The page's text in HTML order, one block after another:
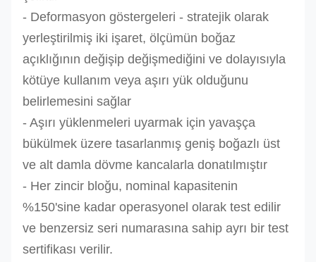
- Deformasyon göstergeleri - stratejik olarak
yerleştirilmiş iki işaret, ölçümün boğaz
açıklığının değişip değişmediğini ve dolayısıyla
kötüye kullanım veya aşırı yük olduğunu
belirlemesini sağlar
- Aşırı yüklenmeleri uyarmak için yavaşça
bükülmek üzere tasarlanmış geniş boğazlı üst
ve alt damla dövme kancalarla donatılmıştır
- Her zincir bloğu, nominal kapasitenin
%150'sine kadar operasyonel olarak test edilir
ve benzersiz seri numarasına sahip ayrı bir test
sertifikası verilir.